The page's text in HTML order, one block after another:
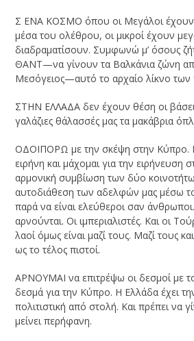
Σ ΕΝΑ ΚΟΣΜΟ όπου οι Μεγάλοι έχουν
μέσα του ολέθρου, οι μικροί έχουν
διαδραματίσουν. Συμφωνώ μ’ όσους
ΘΑΝΤ—να γίνουν τα Βαλκάνια ζώνη
Μεσόγειος—αυτό το αρχαίο λίκνο των
ΣΤΗΝ ΕΛΛΑΔΑ δεν έχουν θέση οι
γαλάζιες θάλασσές μας τα μακάβρια
ΟΔΟΙΠΟΡΩ με την σκέψη στην Κύπρο.
ειρήνη και μάχομαι για την ειρήνευση
αρμονική συμβίωση των δύο
αυτοδιάθεση των αδελφών μας μέσω
παρά να είναι ελεύθεροι σαν
αρνούνται. Οι ιμπεριαλιστές. Και οι
λαοί όμως είναι μαζί τους. Μαζί τους και
ως το τέλος πιστοί.
ΑΡΝΟΥΜΑΙ να επιτρέψω οι δεσμοί με
δεσμά για την Κύπρο. Η Ελλάδα έχει την
πολιτιστική από στολή. Και πρέπει να
μείνει περήφανη.